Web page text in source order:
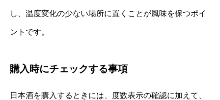
し、温度変化の少ない場所に置くことが風味を保つポイ
ントです。
購入時にチェックする事項
日本酒を購入するときには、度数表示の確認に加えて、